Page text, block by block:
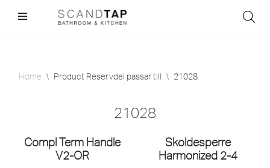
Home \ Product Reservdel passar till \ 21028
21028
Compl Term Handle
V2-OR
Skoldesperre
Harmonized 2-4